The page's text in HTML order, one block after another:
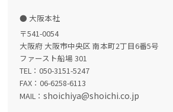
大阪本社
〒541-0054
大阪府 大阪市中央区 南本町2丁目6番5号
ファースト船場 301
TEL：050-3151-5247
FAX：06-6258-6113
MAIL：shoichiya@shoichi.co.jp